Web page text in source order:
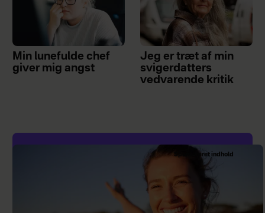
Min lunefulde chef
giver mig angst
Jeg er træt af min
svigerdatters
vedvarende kritik
Sponsoreret indhold